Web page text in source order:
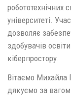
робототехнічних
університеті.
дозволяє
здобувачів
кіберпростору.
Вітаємо Михайла
дякуємо за